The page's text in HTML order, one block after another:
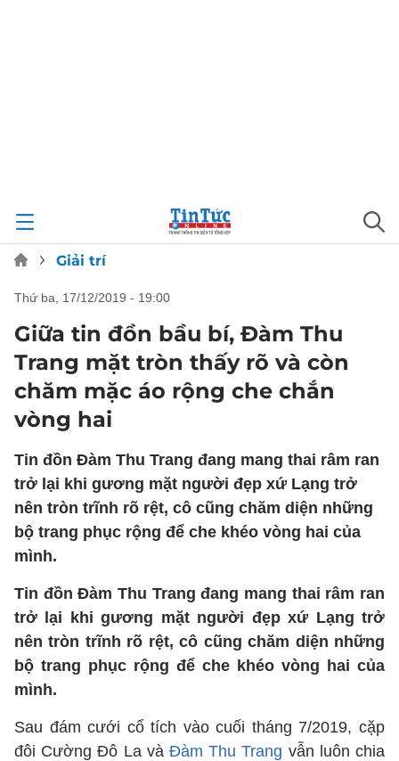
Giải trí
thứ ba, 17/12/2019 - 19:00
Giữa tin đồn bầu bí, Đàm Thu
Trang mặt tròn thấy rõ và còn
chăm mặc áo rộng che chắn
vòng hai
Tin đồn Đàm Thu Trang đang mang thai râm ran
trở lại khi gương mặt người đẹp xứ Lạng trở
nên tròn trĩnh rõ rệt, cô cũng chăm diện những
bộ trang phục rộng để che khéo vòng hai của
mình.
Tin đồn Đàm Thu Trang đang mang thai râm ran
trở lại khi gương mặt người đẹp xứ Lạng trở
nên tròn trĩnh rõ rệt, cô cũng chăm diện những
bộ trang phục rộng để che khéo vòng hai của
mình.
Sau đám cưới cổ tích vào cuối tháng 7/2019, cặp
đôi Cường Đô La và Đàm Thu Trang vẫn luôn chia